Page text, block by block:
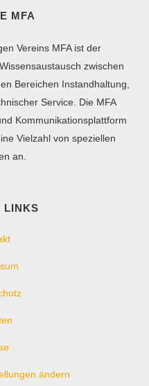
MFA
Vereins MFA ist der
zwischen
Bereichen Instandhaltung,
Service. Die MFA
Kommunikationsplattform
Vielzahl von speziellen
an.
LINKS
ändern